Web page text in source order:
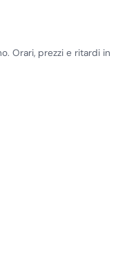
Orari, prezzi e ritardi in